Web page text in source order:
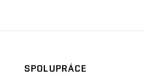
SPOLUPRÁCE